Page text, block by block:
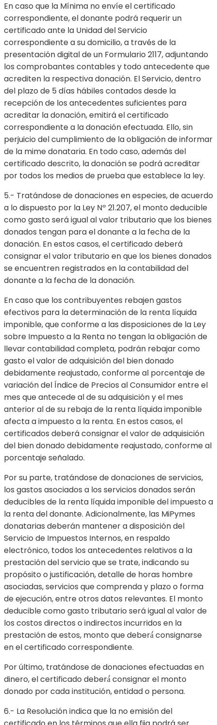
En caso que la Mínima no envíe el certificado
correspondiente, el donante podrá requerir un
certificado ante la Unidad del Servicio
correspondiente a su domicilio, a través de la
presentación digital de un Formulario 2117, adjuntando
los comprobantes contables y todo antecedente que
acrediten la respectiva donación. El Servicio, dentro
del plazo de 5 días hábiles contados desde la
recepción de los antecedentes suficientes para
acreditar la donación, emitirá el certificado
correspondiente a la donación efectuada. Ello, sin
perjuicio del cumplimiento de la obligación de informar
de la mime donataria. En todo caso, además del
certificado descrito, la donación se podrá acreditar
por todos los medios de prueba que establece la ley.
5.- Tratándose de donaciones en especies, de acuerdo
a lo dispuesto por la Ley Nº 21.207, el monto deducible
como gasto será igual al valor tributario que los bienes
donados tengan para el donante a la fecha de la
donación. En estos casos, el certificado deberá
consignar el valor tributario en que los bienes donados
se encuentren registrados en la contabilidad del
donante a la fecha de la donación.
En caso que los contribuyentes rebajen gastos
efectivos para la determinación de la renta líquida
imponible, que conforme a las disposiciones de la Ley
sobre Impuesto a la Renta no tengan la obligación de
llevar contabilidad completa, podrán rebajar como
gasto el valor de adquisición del bien donado
debidamente reajustado, conforme al porcentaje de
variación del Índice de Precios al Consumidor entre el
mes que antecede al de su adquisición y el mes
anterior al de su rebaja de la renta líquida imponible
afecta a impuesto a la renta. En estos casos, el
certificados deberá consignar el valor de adquisición
del bien donado debidamente reajustado, conforme al
porcentaje señalado.
Por su parte, tratándose de donaciones de servicios,
los gastos asociados a los servicios donados serán
deducibles de la renta líquida imponible del impuesto a
la renta del donante. Adicionalmente, las MiPymes
donatarias deberán mantener a disposición del
Servicio de Impuestos Internos, en respaldo
electrónico, todos los antecedentes relativos a la
prestación del servicio que se trate, indicando su
propósito o justificación, detalle de horas hombre
asociadas, servicios que comprenda y plazo o forma
de ejecución, entre otros datos relevantes. El monto
deducible como gasto tributario será igual al valor de
los costos directos o indirectos incurridos en la
prestación de estos, monto que deberá́ consignarse
en el certificado correspondiente.
Por último, tratándose de donaciones efectuadas en
dinero, el certificado deberá́ consignar el monto
donado por cada institución, entidad o persona.
6.- La Resolución indica que la no emisión del